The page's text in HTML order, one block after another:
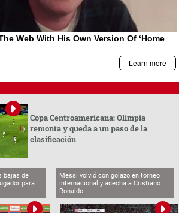
Copa Centroamericana: Olimpia
remonta y queda a un paso de la
clasificación
bajas de
para
Messi volvió con golazo en torneo
internacional y acecha a Cristiano
Ronaldo